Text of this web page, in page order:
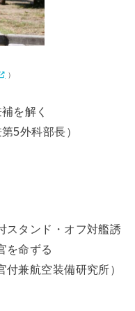
）
を解く
5外科部長）
スタンド・オフ対艦誘
を命ずる
付兼航空装備研究所）